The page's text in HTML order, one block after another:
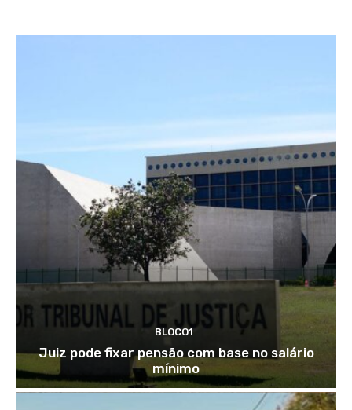
BLOCO1
Juiz pode fixar pensão com base no salário
mínimo